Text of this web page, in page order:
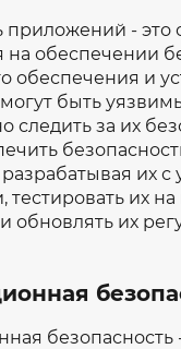
приложений - это
на обеспечении
обеспечения и
быть
следить за их
их с
тестировать их
обновлять их
безопасность -